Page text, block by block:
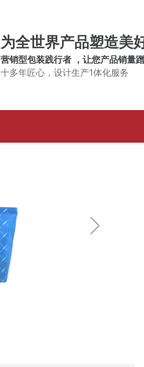
为全世界产品塑造美
营销型包装践行者 ，让您产品销量
十多年匠心，设计生产1体化服务